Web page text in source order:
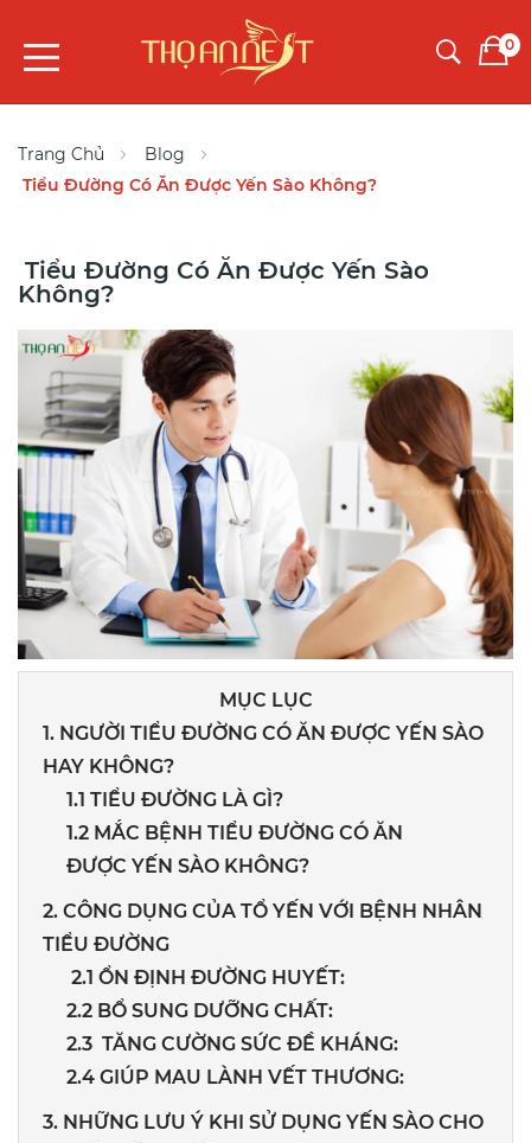
0
Trang Chủ
Blog
Tiểu Đường Có Ăn Được Yến Sào Không?
Tiểu Đường Có Ăn Được Yến Sào
Không?
MỤC LỤC
1. NGƯỜI TIỂU ĐƯỜNG CÓ ĂN ĐƯỢC YẾN SÀO
HAY KHÔNG?
1.1 TIỂU ĐƯỜNG LÀ GÌ?
1.2 MẮC BỆNH TIỂU ĐƯỜNG CÓ ĂN
ĐƯỢC YẾN SÀO KHÔNG?
2. CÔNG DỤNG CỦA TỔ YẾN VỚI BỆNH NHÂN
TIỂU ĐƯỜNG
2.1 ỔN ĐỊNH ĐƯỜNG HUYẾT:
2.2 BỔ SUNG DƯỠNG CHẤT:
2.3 TĂNG CƯỜNG SỨC ĐỀ KHÁNG:
2.4 GIÚP MAU LÀNH VẾT THƯƠNG:
3. NHỮNG LƯU Ý KHI SỬ DỤNG YẾN SÀO CHO